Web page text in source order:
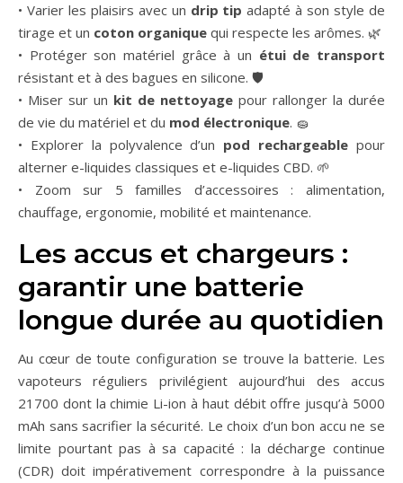
• Varier les plaisirs avec un drip tip adapté à son style de
tirage et un coton organique qui respecte les arômes. 🌿
• Protéger son matériel grâce à un étui de transport
résistant et à des bagues en silicone. 🛡️
• Miser sur un kit de nettoyage pour rallonger la durée
de vie du matériel et du mod électronique. 🧽
• Explorer la polyvalence d’un pod rechargeable pour
alterner e-liquides classiques et e-liquides CBD. 🌱
• Zoom sur 5 familles d’accessoires : alimentation,
chauffage, ergonomie, mobilité et maintenance.
Les accus et chargeurs :
garantir une batterie
longue durée au quotidien
Au cœur de toute configuration se trouve la batterie. Les
vapoteurs réguliers privilégient aujourd’hui des accus
21700 dont la chimie Li-ion à haut débit offre jusqu’à 5000
mAh sans sacrifier la sécurité. Le choix d’un bon accu ne se
limite pourtant pas à sa capacité : la décharge continue
(CDR) doit impérativement correspondre à la puissance